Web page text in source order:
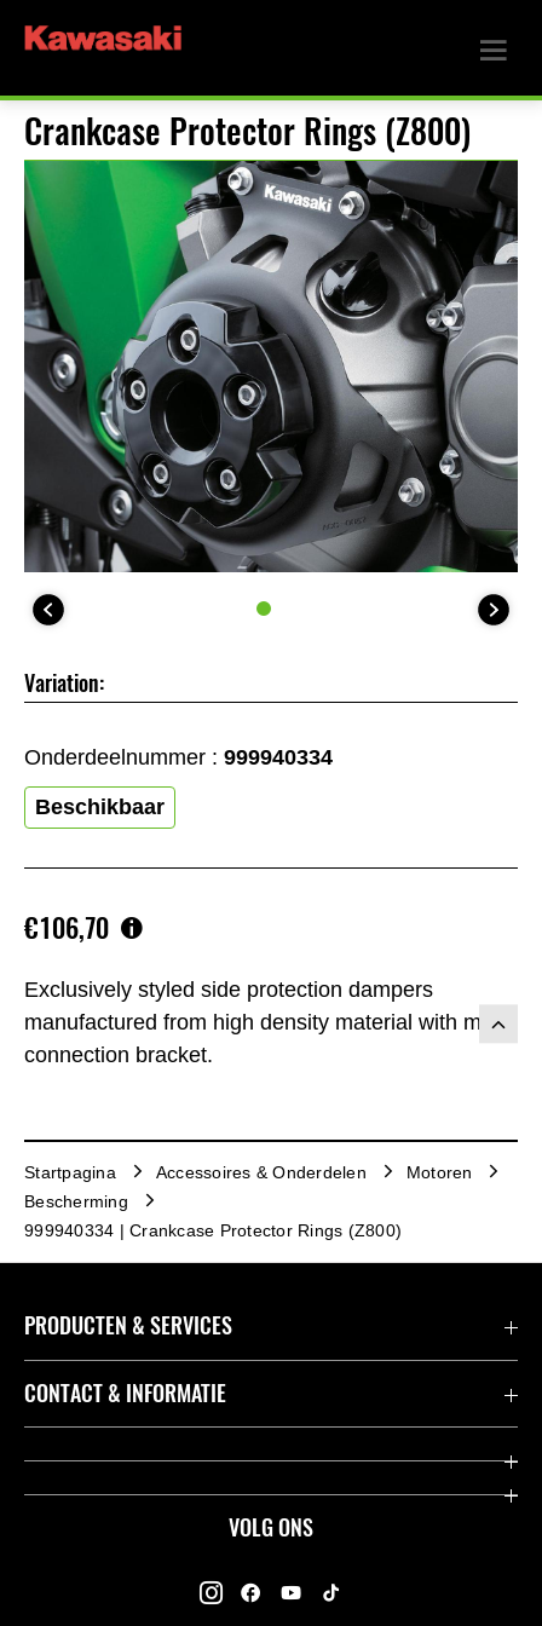
Crankcase Protector Rings (Z800)
Exclusively styled side protection dampers
manufactured from high density material with metal
connection bracket.
€106,70
Variation:
Onderdeelnummer : 999940334
Beschikbaar
Startpagina Accessoires & Onderdelen
Motoren
Bescherming
999940334 | Crankcase Protector Rings (Z800)
VOLG ONS
PRODUCTEN & SERVICES
Accessoires & Onderdelen
Dealers
K-Care Fabrieksgarantie
CONTACT & INFORMATIE
Contact